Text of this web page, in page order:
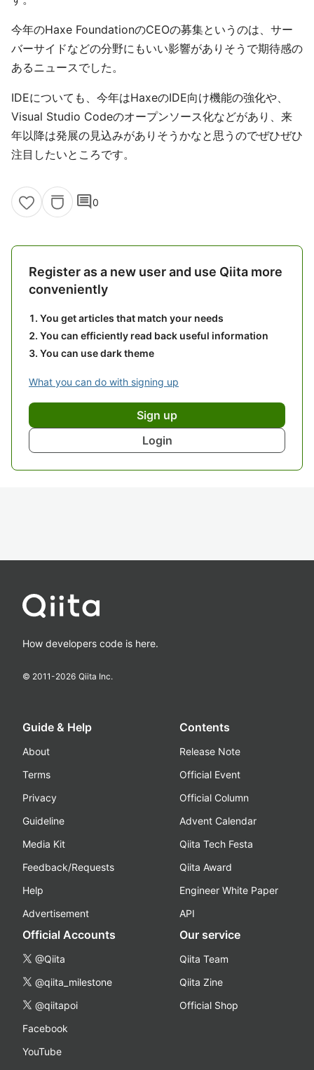
今年のHaxe FoundationのCEOの募集というのは、サー
バーサイドなどの分野にもいい影響がありそうで期待感の
あるニュースでした。
IDEについても、今年はHaxeのIDE向け機能の強化や、
Visual Studio Codeのオープンソース化などがあり、来
年以降は発展の見込みがありそうかなと思うのでぜひぜひ
注目したいところです。
comment0
Register as a new user and use Qiita more
conveniently
You get articles that match your needs
You can efficiently read back useful information
You can use dark theme
What you can do with signing up
Sign up
Login
How developers code is here.
© 2011-2026 Qiita Inc.
Guide & Help
About
Terms
Privacy
Guideline
Media Kit
Feedback/Requests
Help
Advertisement
Contents
Release Note
Official Event
Official Column
Advent Calendar
Qiita Tech Festa
Qiita Award
Engineer White Paper
API
Official Accounts
@Qiita
@qiita_milestone
@qiitapoi
Facebook
YouTube
Our service
Qiita Team
Qiita Zine
Official Shop